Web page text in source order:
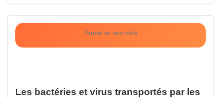
Santé et sécurité
Les bactéries et virus transportés par les